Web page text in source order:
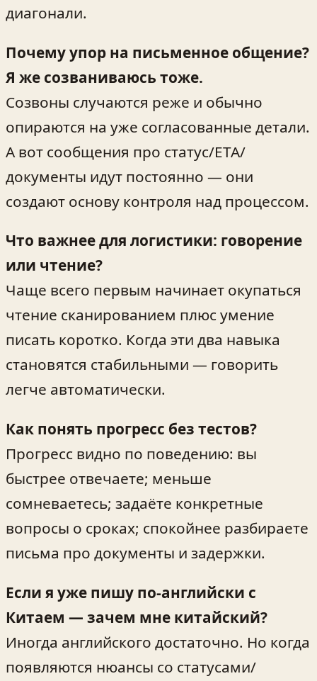
диагонали.
Почему упор на письменное общение?
Я же созваниваюсь тоже.
Созвоны случаются реже и обычно
опираются на уже согласованные детали.
А вот сообщения про статус/ETA/
документы идут постоянно — они
создают основу контроля над процессом.
Что важнее для логистики: говорение
или чтение?
Чаще всего первым начинает окупаться
чтение сканированием плюс умение
писать коротко. Когда эти два навыка
становятся стабильными — говорить
легче автоматически.
Как понять прогресс без тестов?
Прогресс видно по поведению: вы
быстрее отвечаете; меньше
сомневаетесь; задаёте конкретные
вопросы о сроках; спокойнее разбираете
письма про документы и задержки.
Если я уже пишу по-английски с
Китаем — зачем мне китайский?
Иногда английского достаточно. Но когда
появляются нюансы со статусами/